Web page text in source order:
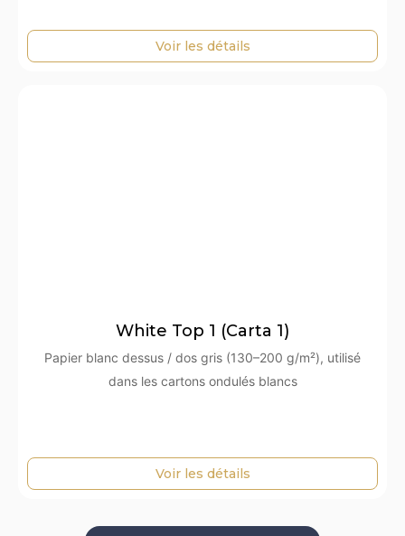
Voir les détails
White Top 1 (Carta 1)
Papier blanc dessus / dos gris (130–200 g/m²), utilisé
dans les cartons ondulés blancs
Voir les détails